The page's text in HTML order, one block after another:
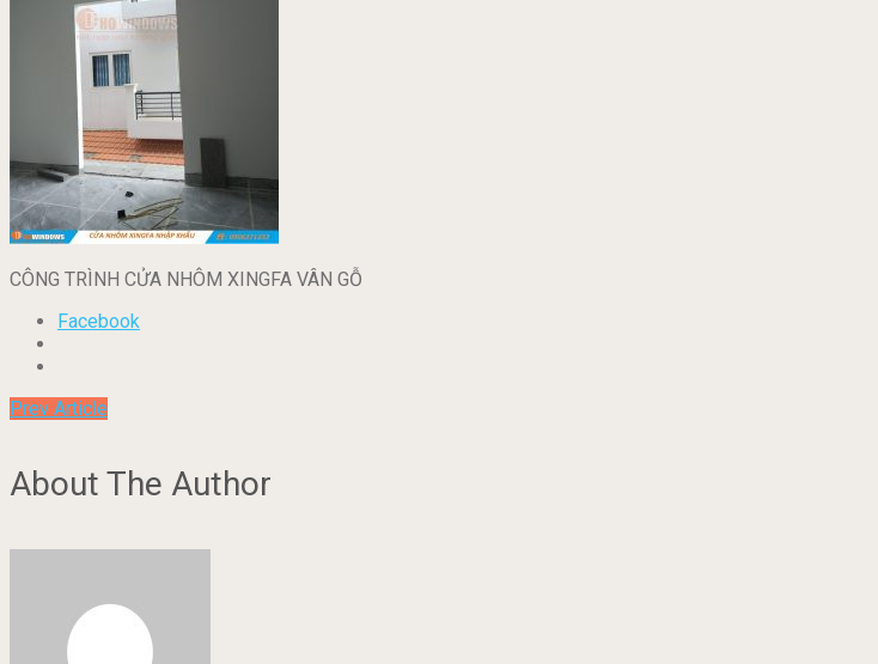
CÔNG TRÌNH CỬA NHÔM XINGFA VÂN GỖ
Facebook
Prev Article
About The Author